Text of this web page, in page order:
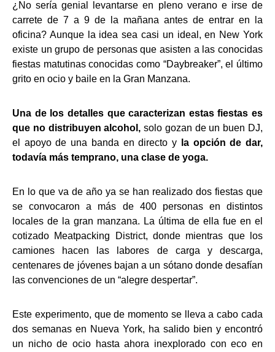
¿No sería genial levantarse en pleno verano e irse de
carrete de 7 a 9 de la mañana antes de entrar en la
oficina? Aunque la idea sea casi un ideal, en New York
existe un grupo de personas que asisten a las conocidas
fiestas matutinas conocidas como “Daybreaker”, el último
grito en ocio y baile en la Gran Manzana.
Una de los detalles que caracterizan estas fiestas es
que no distribuyen alcohol, solo gozan de un buen DJ,
el apoyo de una banda en directo y
la opción de dar,
todavía más temprano, una clase de yoga.
En lo que va de año ya se han realizado dos fiestas que
se convocaron a más de 400 personas en distintos
locales de la gran manzana. La última de ella fue en el
cotizado Meatpacking District, donde mientras que los
camiones hacen las labores de carga y descarga,
centenares de jóvenes bajan a un sótano donde desafían
las convenciones de un “alegre despertar”.
Este experimento, que de momento se lleva a cabo cada
dos semanas en Nueva York, ha salido bien y encontró
un nicho de ocio hasta ahora inexplorado con eco en